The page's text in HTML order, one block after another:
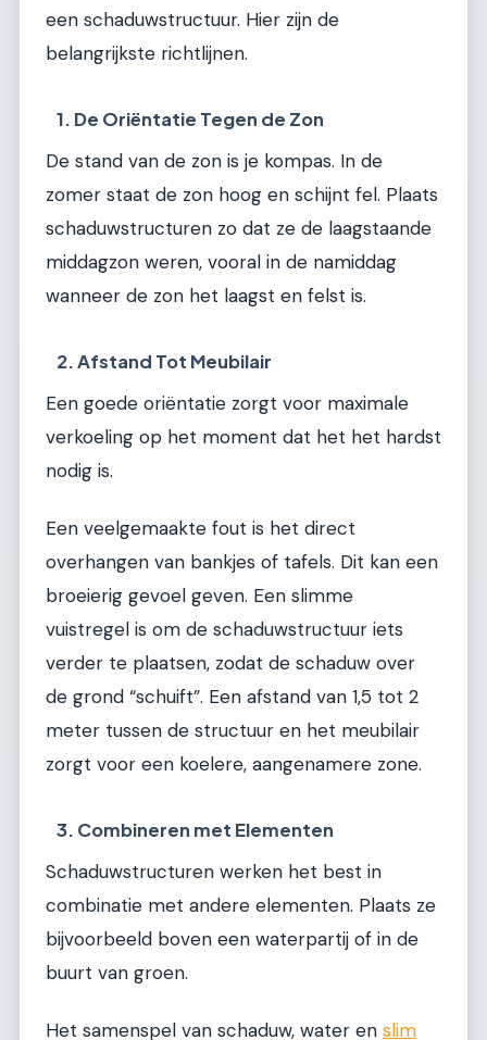
een schaduwstructuur. Hier zijn de
belangrijkste richtlijnen.
1. De Oriëntatie Tegen de Zon
De stand van de zon is je kompas. In de
zomer staat de zon hoog en schijnt fel. Plaats
schaduwstructuren zo dat ze de laagstaande
middagzon weren, vooral in de namiddag
wanneer de zon het laagst en felst is.
2. Afstand Tot Meubilair
Een goede oriëntatie zorgt voor maximale
verkoeling op het moment dat het het hardst
nodig is.
Een veelgemaakte fout is het direct
overhangen van bankjes of tafels. Dit kan een
broeierig gevoel geven. Een slimme
vuistregel is om de schaduwstructuur iets
verder te plaatsen, zodat de schaduw over
de grond “schuift”. Een afstand van 1,5 tot 2
meter tussen de structuur en het meubilair
zorgt voor een koelere, aangenamere zone.
3. Combineren met Elementen
Schaduwstructuren werken het best in
combinatie met andere elementen. Plaats ze
bijvoorbeeld boven een waterpartij of in de
buurt van groen.
Het samenspel van schaduw, water en slim